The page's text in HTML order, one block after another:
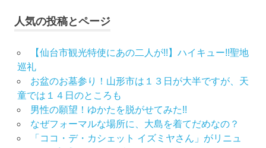
人気の投稿とページ
【仙台市観光特使にあの二人が!!】ハイキュー!!聖地
巡礼
お盆のお墓参り！山形市は１３日が大半ですが、天
童では１４日のところも
男性の願望！ゆかたを脱がせてみた!!
なぜフォーマルな場所に、大島を着てだめなの？
「ココ・デ・カシェット イズミヤさん」がリニュ